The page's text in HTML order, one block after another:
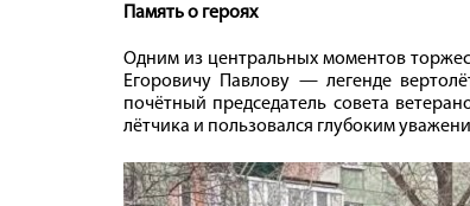
Память о героях
Одним из центральных моментов
Егоровичу Павлову — легенде
почётный председатель совета
лётчика и пользовался глубоким